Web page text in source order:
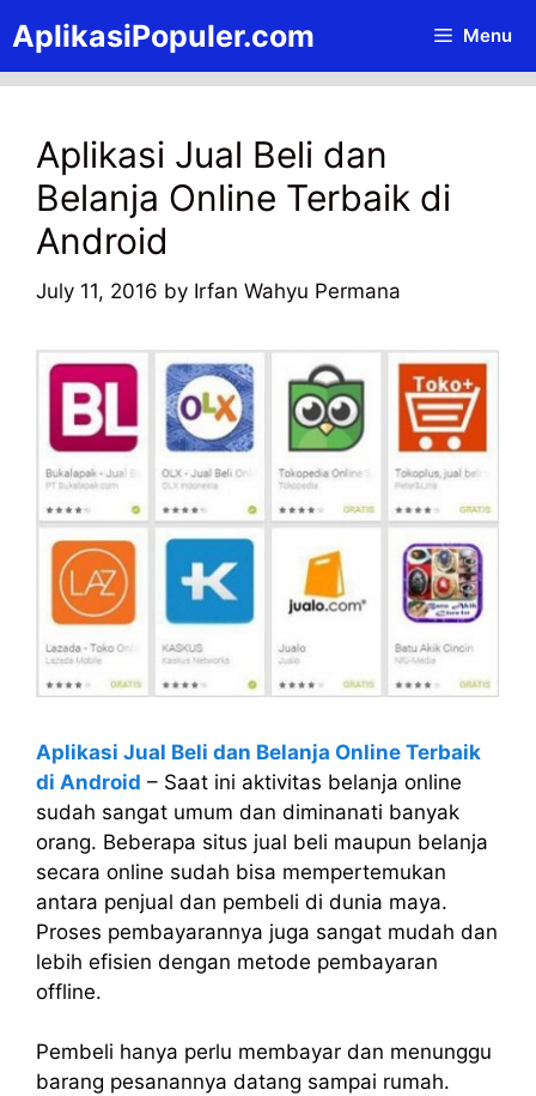
to
content
AplikasiPopuler.com Menu
Aplikasi Jual Beli dan
Belanja Online Terbaik di
Android
July 11, 2016 by Irfan Wahyu Permana
Aplikasi Jual Beli dan Belanja Online Terbaik
di Android – Saat ini aktivitas belanja online
sudah sangat umum dan diminanati banyak
orang. Beberapa situs jual beli maupun belanja
secara online sudah bisa mempertemukan
antara penjual dan pembeli di dunia maya.
Proses pembayarannya juga sangat mudah dan
lebih efisien dengan metode pembayaran
offline.
Pembeli hanya perlu membayar dan menunggu
barang pesanannya datang sampai rumah.